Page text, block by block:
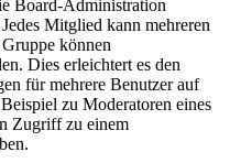
Board-Administration
Mitglied kann mehreren
können
Dies erleichtert es den
für mehrere Benutzer auf
zu Moderatoren eines
Zugriff zu einem